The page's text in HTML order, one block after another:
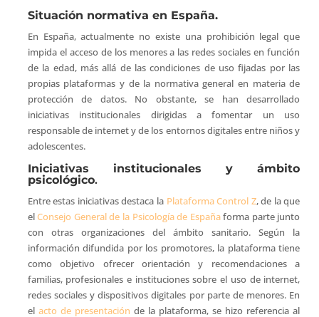
Situación normativa en España.
En España, actualmente no existe una prohibición legal que
impida el acceso de los menores a las redes sociales en función
de la edad, más allá de las condiciones de uso fijadas por las
propias plataformas y de la normativa general en materia de
protección de datos. No obstante, se han desarrollado
iniciativas institucionales dirigidas a fomentar un uso
responsable de internet y de los entornos digitales entre niños y
adolescentes.
Iniciativas institucionales y ámbito
psicológico.
Entre estas iniciativas destaca la Plataforma Control Z, de la que
elConsejo General de la Psicología de Españaforma parte junto
con otras organizaciones del ámbito sanitario. Según la
información difundida por los promotores, la plataforma tiene
como objetivo ofrecer orientación y recomendaciones a
familias, profesionales e instituciones sobre el uso de internet,
redes sociales y dispositivos digitales por parte de menores. En
el acto de presentación de la plataforma, se hizo referencia al